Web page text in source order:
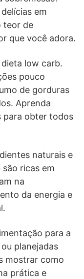
em
teor de
que você adora.
low carb.
pouco
de gorduras
Aprenda
para obter todos
naturais e
ricas em
na
da energia e
para a
planejadas
mostrar como
prática e